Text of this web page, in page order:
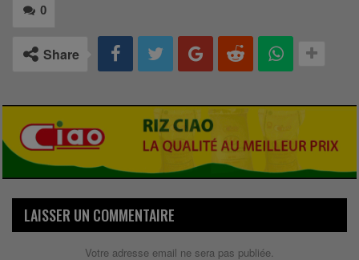
0
Share
LAISSER UN COMMENTAIRE
Votre adresse email ne sera pas publiée.